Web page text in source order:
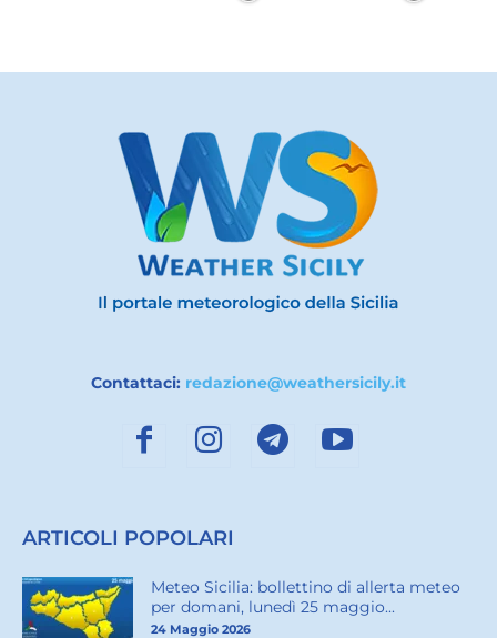
Contattaci: redazione@weathersicily.it
ARTICOLI POPOLARI
Meteo Sicilia: bollettino di allerta meteo
per domani, lunedì 25 maggio...
24 Maggio 2026